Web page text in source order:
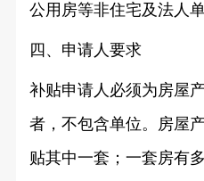
公用房等非住宅及法人
四、申请人要求
补贴申请人必须为房屋
者，不包含单位。房屋
贴其中一套；一套房有